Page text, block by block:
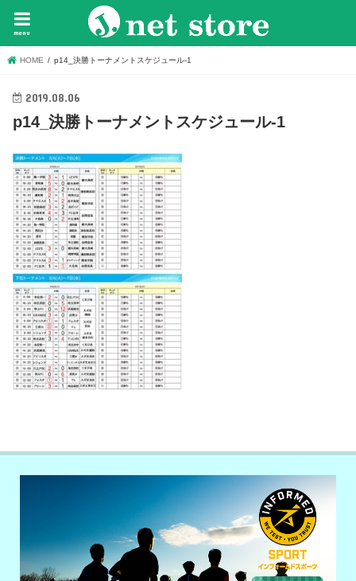
menu
HOME p14_決勝トーナメントスケジュール-1
2019.08.06
p14_決勝トーナメントスケジュール-1